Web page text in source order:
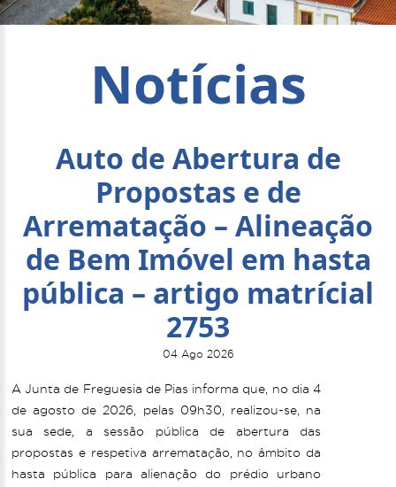
Notícias
Auto de Abertura de
Propostas e de
Arrematação – Alineação
de Bem Imóvel em hasta
pública – artigo matrícial
2753
04 Ago 2026
A Junta de Freguesia de Pias informa que, no dia 4
de agosto de 2026, pelas 09h30, realizou-se, na
sua sede, a sessão pública de abertura das
propostas e respetiva arrematação, no âmbito da
hasta pública para alienação do prédio urbano